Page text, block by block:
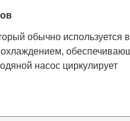
обычно используется в
охлаждением,
насос циркулирует